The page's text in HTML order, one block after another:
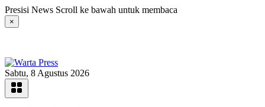
Langsung
ke
konten
Presisi News Scroll ke bawah untuk membaca
×
Sabtu, 8 Agustus 2026